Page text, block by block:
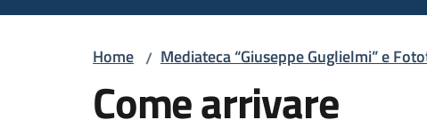
Home / Mediateca “Giuseppe Guglielmi” e
Come arrivare